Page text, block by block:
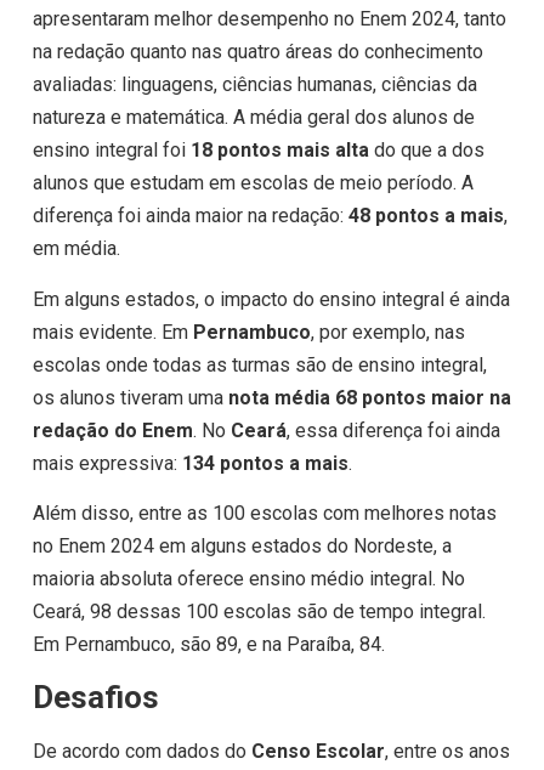
apresentaram melhor desempenho no Enem 2024, tanto
na redação quanto nas quatro áreas do conhecimento
avaliadas: linguagens, ciências humanas, ciências da
natureza e matemática. A média geral dos alunos de
ensino integral foi 18 pontos mais altado que a dos
alunos que estudam em escolas de meio período. A
diferença foi ainda maior na redação: 48 pontos a mais,
em média.
Em alguns estados, o impacto do ensino integral é ainda
mais evidente. Em Pernambuco, por exemplo, nas
escolas onde todas as turmas são de ensino integral,
os alunos tiveram uma nota média 68 pontos maior na
redação do Enem. No Ceará, essa diferença foi ainda
mais expressiva: 134 pontos a mais.
Além disso, entre as 100 escolas com melhores notas
no Enem 2024 em alguns estados do Nordeste, a
maioria absoluta oferece ensino médio integral. No
Ceará, 98 dessas 100 escolas são de tempo integral.
Em Pernambuco, são 89, e na Paraíba, 84.
Desafios
De acordo com dados do Censo Escolar, entre os anos